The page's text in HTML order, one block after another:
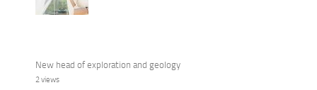
New head of exploration and geology
2 views